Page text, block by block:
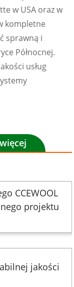
w USA oraz w
kompletne
sprawną i
Północnej.
usług
CCEWOOL
projektu
jakości